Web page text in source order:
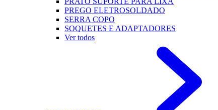
PREGO ELETROSOLDADO
SERRA COPO
SOQUETES E ADAPTADORES
Ver todos